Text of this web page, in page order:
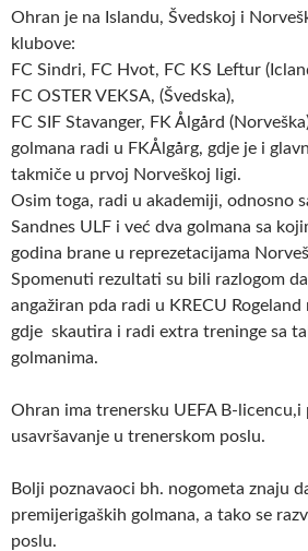
Ohran je na Islandu, Švedskoj i
klubove:
FC Sindri, FC Hvot, FC KS Leftur
FC OSTER VEKSA, (Švedska),
FC SIF Stavanger, FK Ålgård
golmana radi u FKÅlgårg, gdje je i
takmiče u prvoj Norveškoj ligi.
Osim toga, radi u akademiji, odnosno
Sandnes ULF i već dva golmana sa
godina brane u reprezetacijama
Spomenuti rezultati su bili razlogom
angažiran pda radi u KRECU Rogeland
gdje skautira i radi extra treninge sa
golmanima.
Ohran ima trenersku UEFA B-
usavršavanje u trenerskom poslu.
Bolji poznavaoci bh. nogometa znaju
premijerigaških golmana, a tako se
poslu.